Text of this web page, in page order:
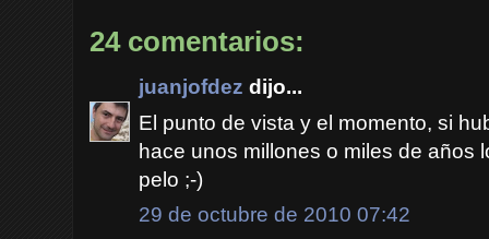
24 comentarios:
juanjofdez dijo...
El punto de vista y el momento, si
hace unos millones o miles de años
pelo ;-)
29 de octubre de 2010 07:42